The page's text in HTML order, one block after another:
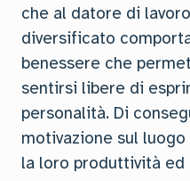
che al datore di
diversificato
benessere che
sentirsi libere di
personalità. Di
motivazione sul
la loro produttività